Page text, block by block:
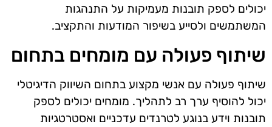
יכולים לספק תובנות מעמיקות על התנהגות
המשתמשים ולסייע בשיפור המודעות והתקציב.
שיתוף פעולה עם מומחים בתחום
שיתוף פעולה עם אנשי מקצוע בתחום השיווק הדיגיטלי
יכול להוסיף ערך רב לתהליך. מומחים יכולים לספק
תובנות וידע בנוגע לטרנדים עדכניים ואסטרטגיות